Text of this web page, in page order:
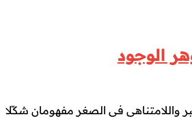
الوجود
واللامتناهي في الصغر مفهومان شكّلا